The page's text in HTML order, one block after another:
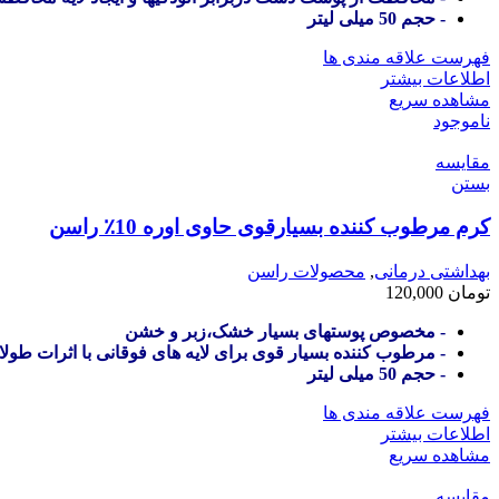
- حجم 50 میلی لیتر
فهرست علاقه مندی ها
اطلاعات بیشتر
مشاهده سریع
ناموجود
مقایسه
بستن
کرم مرطوب کننده بسیارقوی حاوی اوره 10٪ راسن
بهداشتی درمانی, محصولات راسن
تومان
- مخصوص پوستهای بسیار خشک،زبر و خشن
- مرطوب کننده بسیار قوی برای لایه های فوقانی با اثرات
- حجم 50 میلی لیتر
فهرست علاقه مندی ها
اطلاعات بیشتر
مشاهده سریع